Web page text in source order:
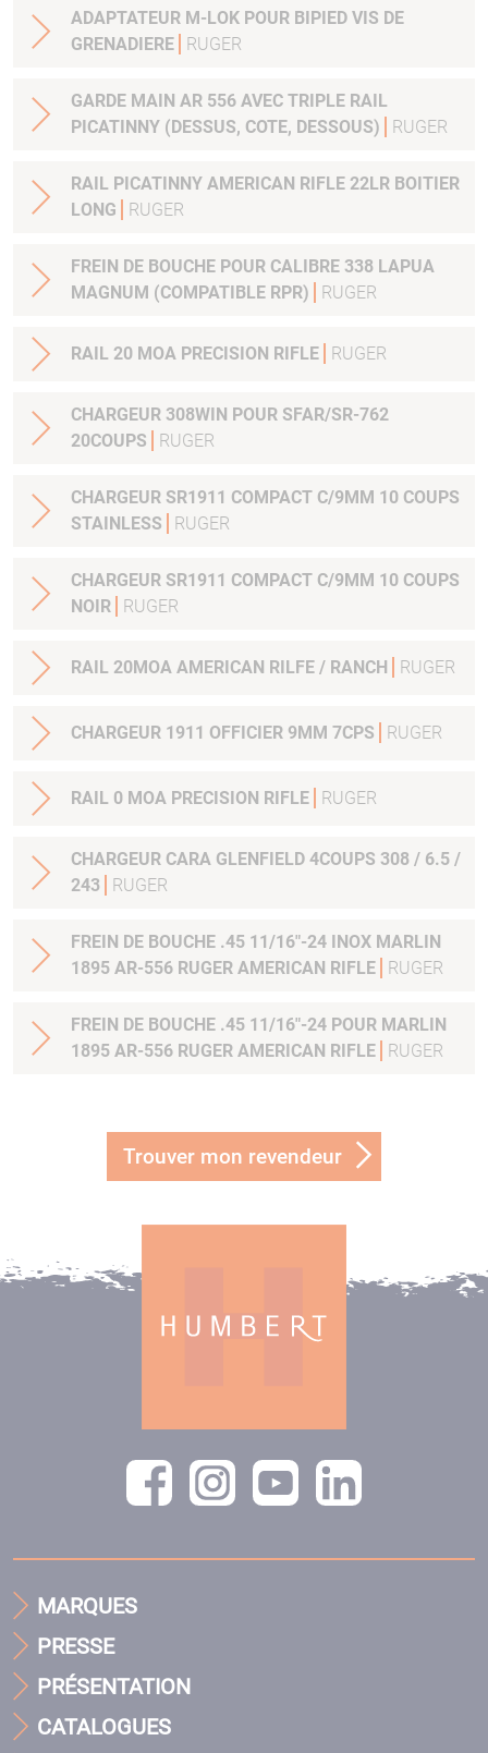
ADAPTATEUR M-LOK POUR BIPIED VIS DE
GRENADIERE
RUGER
GARDE MAIN AR 556 AVEC TRIPLE RAIL
PICATINNY (DESSUS, COTE, DESSOUS)
RUGER
RAIL PICATINNY AMERICAN RIFLE 22LR BOITIER
LONG
RUGER
FREIN DE BOUCHE POUR CALIBRE 338 LAPUA
MAGNUM (COMPATIBLE RPR)
RUGER
RAIL 20 MOA PRECISION RIFLE RUGER
CHARGEUR 308WIN POUR SFAR/SR-762
20COUPS
RUGER
CHARGEUR SR1911 COMPACT C/9MM 10 COUPS
STAINLESS
RUGER
CHARGEUR SR1911 COMPACT C/9MM 10 COUPS
NOIR
RUGER
RAIL 20MOA AMERICAN RILFE / RANCH RUGER
CHARGEUR 1911 OFFICIER 9MM 7CPS RUGER
RAIL 0 MOA PRECISION RIFLE RUGER
CHARGEUR CARA GLENFIELD 4COUPS 308 / 6.5 /
243
RUGER
FREIN DE BOUCHE .45 11/16"-24 INOX MARLIN
1895 AR-556 RUGER AMERICAN RIFLE
RUGER
FREIN DE BOUCHE .45 11/16"-24 POUR MARLIN
1895 AR-556 RUGER AMERICAN RIFLE
RUGER
Trouver mon revendeur
MARQUES
PRESSE
PRÉSENTATION
CATALOGUES